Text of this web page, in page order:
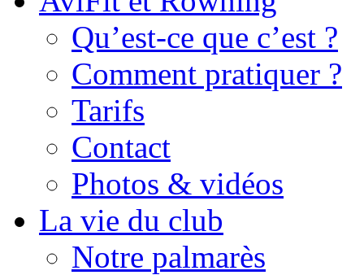
Qu’est-ce que c’est ?
Comment pratiquer ?
Tarifs
Contact
Photos & vidéos
La vie du club
Notre palmarès